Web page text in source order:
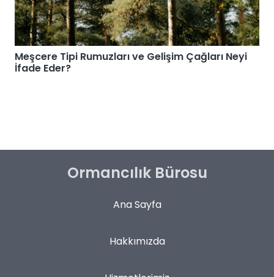
Meşcere Tipi Rumuzları ve Gelişim Çağları Neyi
İfade Eder?
Ormancılık Bürosu
Ana Sayfa
Hakkımızda